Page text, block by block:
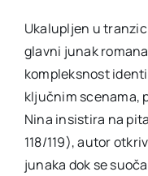
Ukalupljen u
glavni junak
kompleksnost
ključnim scenama,
Nina insistira na
118/119), autor
junaka dok se